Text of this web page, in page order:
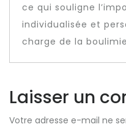
ce qui souligne
individualisée et
charge de la
Laisser un
Votre adresse e-mail ne